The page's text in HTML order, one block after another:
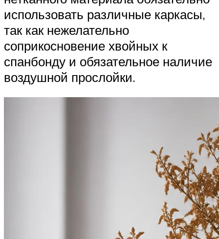
использовать различные каркасы,
так как нежелательно
соприкосновение хвойных к
спанбонду и обязательное наличие
воздушной прослойки.